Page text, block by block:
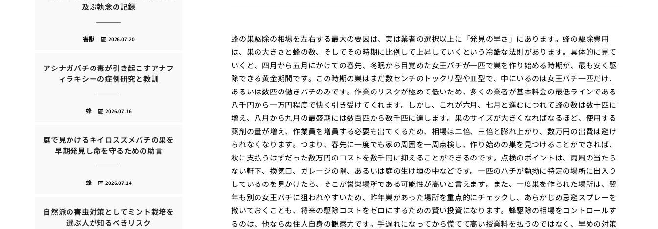
蜂の巣駆除の相場を左右する最大の要因は、実は業者の選択以上に「発見の早さ」にあります。蜂の駆除費用
は、巣の大きさと蜂の数、そしてその時期に比例して上昇していくという冷酷な法則があります。具体的に見て
いくと、四月から五月にかけての春先、冬眠から目覚めた女王バチが一匹で巣を作り始める時期が、最も安く駆
除できる黄金期間です。この時期の巣はまだ数センチのトックリ型や皿型で、中にいるのは女王バチ一匹だけ、
あるいは数匹の働きバチのみです。作業のリスクが極めて低いため、多くの業者が基本料金の最低ラインである
八千円から一万円程度で快く引き受けてくれます。しかし、これが六月、七月と進むにつれて蜂の数は数十匹に
増え、八月から九月の最盛期には数百匹から数千匹に達します。巣のサイズが大きくなればなるほど、使用する
薬剤の量が増え、作業員を増員する必要も出てくるため、相場は二倍、三倍と膨れ上がり、数万円の出費は避け
られなくなります。つまり、春先に一度でも家の周囲を一周点検し、作り始めの巣を見つけることができれば、
秋に支払うはずだった数万円のコストを数千円に抑えることができるのです。点検のポイントは、雨風の当たら
ない軒下、換気口、ガレージの隅、あるいは庭の生け垣の中などです。一匹のハチが執拗に特定の場所に出入り
しているのを見かけたら、そこが営巣場所である可能性が高いと言えます。また、一度巣を作られた場所は、翌
年も別の女王バチに狙われやすいため、昨年巣があった場所を重点的にチェックし、あらかじめ忌避スプレーを
撒いておくことも、将来の駆除コストをゼロにするための賢い投資になります。蜂駆除の相場をコントロールす
るのは、他ならぬ住人自身の観察力です。手遅れになってから慌てて高い授業料を払うのではなく、早めの対策
及ぶ執念の記録
2026.07.20
害獣
アシナガバチの毒が引き起こすアナフ
ィラキシーの症例研究と教訓
2026.07.16
蜂
庭で見かけるキイロスズメバチの巣を
早期発見し命を守るための助言
2026.07.14
蜂
自然派の害虫対策としてミント栽培を
選ぶ人が知るべきリスク